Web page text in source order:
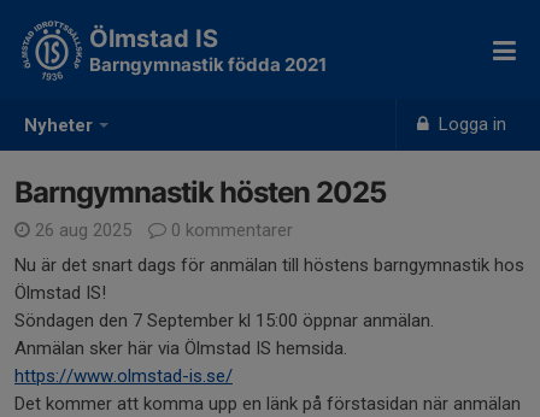
Nyheter Logga in
Ölmstad IS
Barngymnastik födda 2021
Barngymnastik hösten 2025
26 aug 2025
0 kommentarer
Nu är det snart dags för anmälan till höstens barngymnastik hos
Ölmstad IS!
Söndagen den 7 September kl 15:00 öppnar anmälan.
Anmälan sker här via Ölmstad IS hemsida.
https://www.olmstad-is.se/
Det kommer att komma upp en länk på förstasidan när anmälan